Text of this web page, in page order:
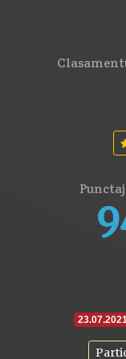
23.07.2021